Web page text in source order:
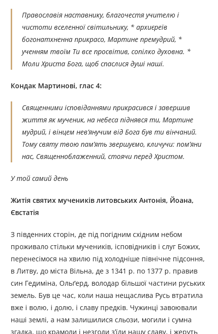
Православія наставнику, благочестя учителю і
чистоти вселенної світильнику, * архиєреїв
богонатхненна прикрасо, Мартине премудрий, *
ученням твоїм Ти все просвітив, сопілко духовна. *
Моли Христа Бога, щоб спаслися душі наші.
Кондак Мартинові, глас 4:
Священними ісповіданнями прикрасився і завершив
життя як мученик, на небеса піднявся ти, Мартине
мудрий, і вінцем нев’янучим від Бога був ти вінчаний.
Тому святу твою пам’ять звершуємо, кличучи: пом’яни
нас, Священноблаженний, стоячи перед Христом.
У той самий день
Житія святих мучеників литовських Антонія, Йоана,
Євстатія
З південних сторін, де під погідним східним небом
проживало стільки мучеників, ісповідників і слуг Божих,
перенесімося на хвилю під холодніше північне підсоння,
в Литву, до міста Вільна, де з 1341 р. по 1377 р. правив
син Гедиміна, Ольґерд, володар більшої частини руських
земель. Був це час, коли наша нещаслива Русь втратила
вже і волю, і долю, і славу предків. Чужинці завоювали
наші землі, а нам залишилися сльози, могили і сумна
згадка, що крамоли і незгоди з’їли нашу славу, і жеруть